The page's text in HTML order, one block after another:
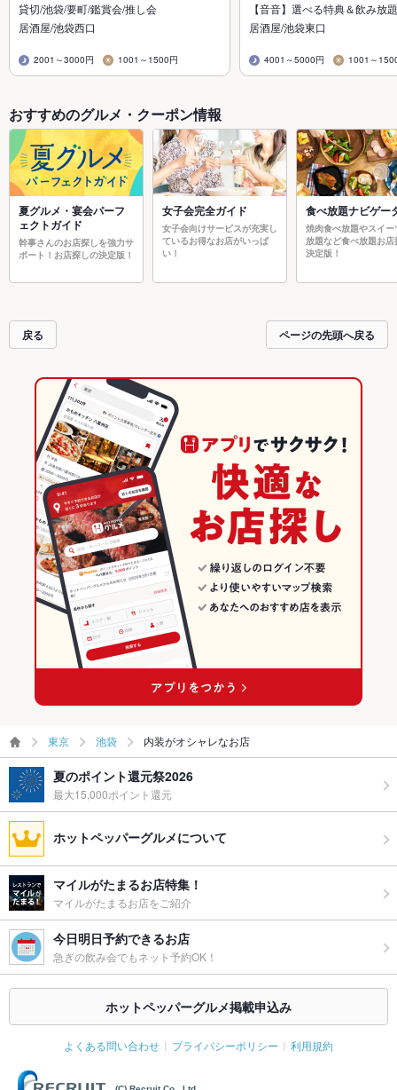
貸切/池袋/要町/鑑賞会/推し会
居酒屋/池袋西口
2001～3000円 1001～1500円
【音音】選べる特典＆飲み放
居酒屋/池袋東口
4001～5000円 1001～
おすすめのグルメ・クーポン情報
夏グルメ・宴会パーフ
ェクトガイド
幹事さんのお店探しを強力サ
ポート！お店探しの決定版！
女子会完全ガイド
女子会向けサービスが充実し
ているお得なお店がいっぱ
い！
食べ放題ナビゲー
焼肉食べ放題やスイー
放題など食べ放題お店
決定版！
戻る ページの先頭へ戻る
東京 池袋 内装がオシャレなお店
夏のポイント還元祭2026
最大15,000ポイント還元
ホットペッパーグルメについて
マイルがたまるお店特集！
マイルがたまるお店をご紹介
今日明日予約できるお店
急ぎの飲み会でもネット予約OK！
ホットペッパーグルメ掲載申込み
よくある問い合わせ プライバシーポリシー 利用規約